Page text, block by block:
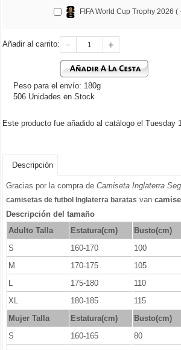
FIFA World Cup Trophy 2026 (
Añadir al carrito:
Peso para el envío: 180g
506 Unidades en Stock
Este producto fue añadido al catálogo el Tuesday
Descripción
Gracias por la compra de Camiseta Inglaterra
camisetas de futbol Inglaterra baratas van
Descripción del tamaño
Adulto Talla
Estatura(cm) Busto(cm)
S
160-170 100
M
170-175 105
L
175-180 110
XL
180-185 115
Mujer Talla
Estatura(cm) Busto(cm)
S
160-165 80